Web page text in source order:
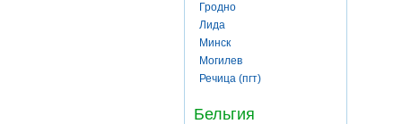
Гродно
Лида
Минск
Могилев
Речица (пгт)
Бельгия